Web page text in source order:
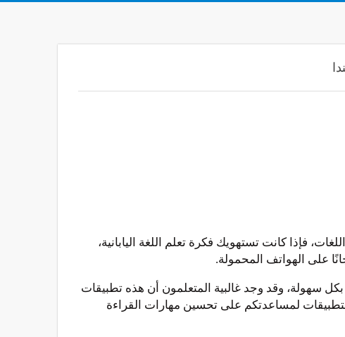
فإذا كانت تستهويك فكرة تعلم اللغة اليابانية،
بكل سهولة، وقد وجد غالبية المتعلمون أن هذه تطبيقات
لمساعدتكم على تحسين مهارات القراءة